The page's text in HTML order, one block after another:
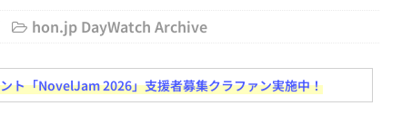
日刊出版ニュースまとめ
hon.jp DayWatch Archive
ト「NovelJam 2026」支援者募集クラファン実施中！